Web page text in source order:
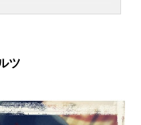
の戦士の物語（サ
ケジュール2019年
年12月29日
ツ